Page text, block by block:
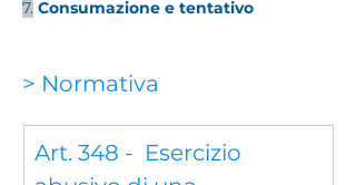
7. Consumazione e tentativo
> Normativa
Art. 348 -  Esercizio